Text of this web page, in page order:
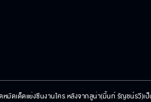
ดเด็ดแย่งซีนงานใคร หลังจากลูน่า(มิ้นท์ รัญชน์รวี)เ